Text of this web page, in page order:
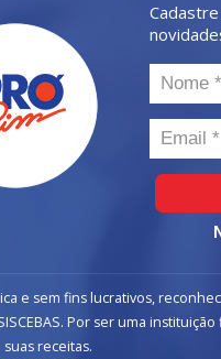
e sem fins lucrativos,
Por ser uma
receitas.